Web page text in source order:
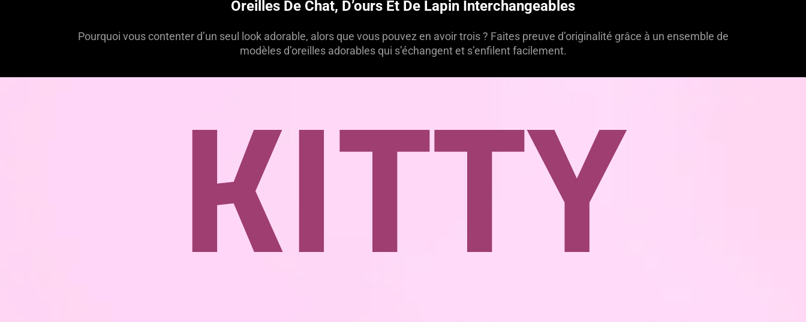
Oreilles De Chat, D’ours Et De Lapin Interchangeables
Pourquoi vous contenter d’un seul look adorable, alors que vous pouvez en avoir trois ? Faites preuve d’originalité grâce à un ensemble de
modèles d’oreilles adorables qui s’échangent et s’enfilent facilement.
KITTY
BEAR
BUNNY